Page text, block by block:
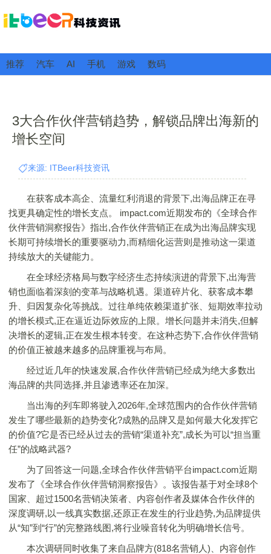
推荐 汽车 AI 手机 游戏 数码
3大合作伙伴营销趋势，解锁品牌出海新的
增长空间
来源: ITBeer科技资讯
在获客成本高企、流量红利消退的背景下,出海品牌正在寻
找更具确定性的增长支点。 impact.com近期发布的《全球合作
伙伴营销洞察报告》指出,合作伙伴营销正在成为出海品牌实现
长期可持续增长的重要驱动力,而精细化运营则是推动这一渠道
持续放大的关键能力。
在全球经济格局与数字经济生态持续演进的背景下,出海营
销也面临着深刻的变革与战略机遇。渠道碎片化、获客成本攀
升、归因复杂化等挑战。过往单纯依赖渠道扩张、短期效率拉动
的增长模式,正在逼近边际效应的上限。增长问题并未消失,但解
决增长的逻辑,正在发生根本转变。在这种态势下,合作伙伴营销
的价值正被越来越多的品牌重视与布局。
经过近几年的快速发展,合作伙伴营销已经成为绝大多数出
海品牌的共同选择,并且渗透率还在加深。
当出海的列车即将驶入2026年,全球范围内的合作伙伴营销
发生了哪些最新的趋势变化?成熟的品牌又是如何最大化发挥它
的价值?它是否已经从过去的营销“渠道补充”,成长为可以“担当重
任”的战略武器?
为了回答这一问题,全球合作伙伴营销平台impact.com近期
发布了《全球合作伙伴营销洞察报告》。该报告基于对全球8个
国家、超过1500名营销决策者、内容创作者及媒体合作伙伴的
深度调研,以一线真实数据,还原正在发生的行业趋势,为品牌提供
从“知”到“行”的完整路线图,将行业噪音转化为明确增长信号。
本次调研同时收集了来自品牌方(818名营销人)、内容创作